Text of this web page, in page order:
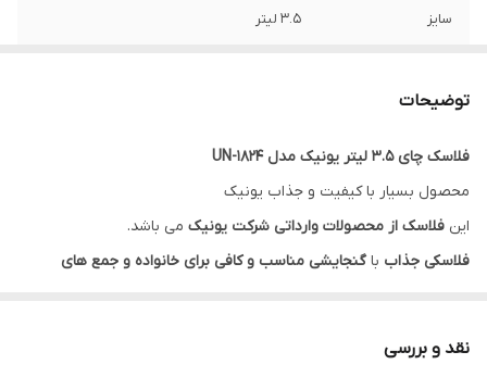
سایز 3.5 لیتر
جنس بدنه خارجی
امکانات نگهداری
24 ساعت نگهداری آب سرد - 12 ساعت آب گرم
توضیحات
فلاسک چای 3.5 لیتر یونیک مدل UN-1824
محصول بسیار با کیفیت و جذاب یونیک
این فلاسک از محصولات وارداتی شرکت یونیک می باشد.
فلاسکی جذاب باگنجایشی مناسب و کافی برای خانواده و جمع های
شست و شو دهید.
نقد و بررسی